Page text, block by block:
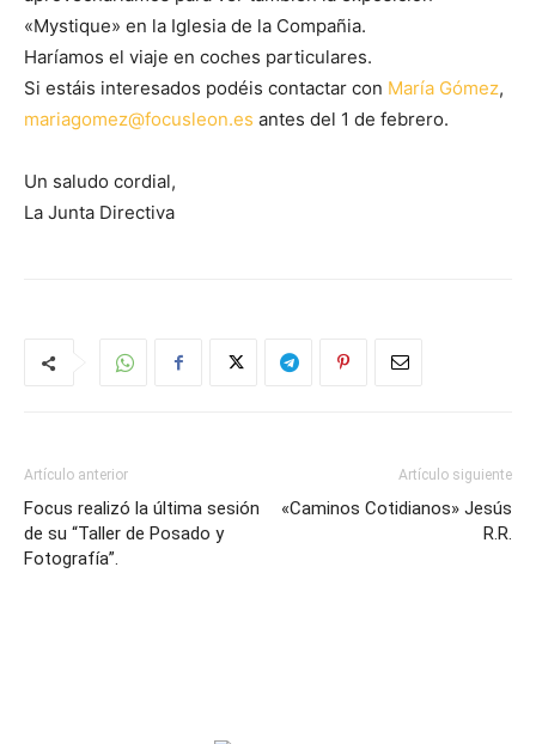
«Mystique» en la Iglesia de la Compañia.
Haríamos el viaje en coches particulares.
Si estáis interesados podéis contactar con María Gómez,
mariagomez@focusleon.es antes del 1 de febrero.
Un saludo cordial,
La Junta Directiva
Artículo anterior
Focus realizó la última sesión
de su “Taller de Posado y
Fotografía”.
Artículo siguiente
«Caminos Cotidianos» Jesús
R.R.